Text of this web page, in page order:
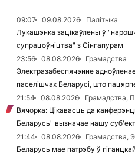
09:07 09.08.2026
Палітыка
Лукашэнка зацікаўлены ў
супрацоўніцтва" з Сінгапурам
23:56
08.08.2026
Грамадства
Электразабеспячэнне
паселішчах Беларусі, што
21:54
08.08.2026
Грамадства,
Вячорка: Цікавасць да
Беларусь" вызначае нашу
21:44
08.08.2026
Грамадства,
Беларусь мае патрэбу ў